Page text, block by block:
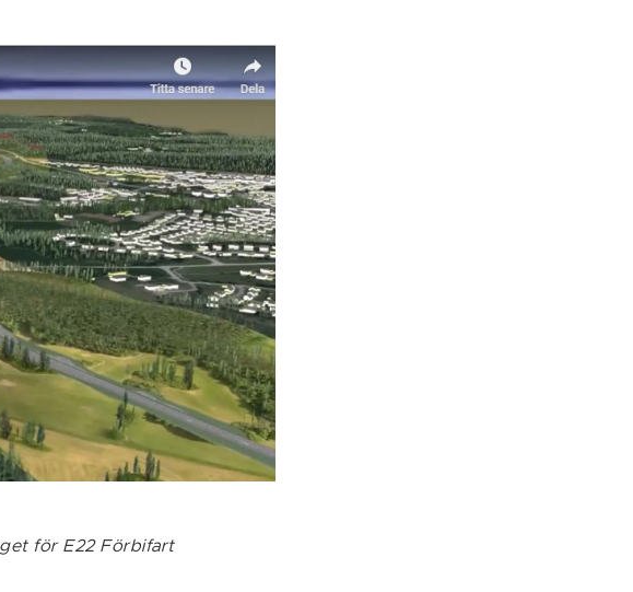
för E22 Förbifart